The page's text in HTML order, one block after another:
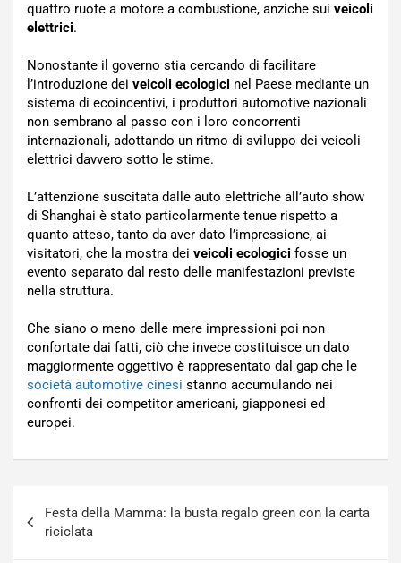
quattro ruote a motore a combustione, anziche sui veicoli
elettrici.
Nonostante il governo stia cercando di facilitare
l’introduzione dei veicoli ecologici nel Paese mediante un
sistema di ecoincentivi, i produttori automotive nazionali
non sembrano al passo con i loro concorrenti
internazionali, adottando un ritmo di sviluppo dei veicoli
elettrici davvero sotto le stime.
L’attenzione suscitata dalle auto elettriche all’auto show
di Shanghai è stato particolarmente tenue rispetto a
quanto atteso, tanto da aver dato l’impressione, ai
visitatori, che la mostra dei veicoli ecologici fosse un
evento separato dal resto delle manifestazioni previste
nella struttura.
Che siano o meno delle mere impressioni poi non
confortate dai fatti, ciò che invece costituisce un dato
maggiormente oggettivo è rappresentato dal gap che le
società automotive cinesi stanno accumulando nei
confronti dei competitor americani, giapponesi ed
europei.
articoli
Festa della Mamma: la busta regalo green con la carta
riciclata